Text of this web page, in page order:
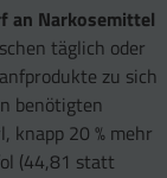
an Narkosemittel
täglich oder
zu sich
benötigten
knapp 20 % mehr
(44,81 statt